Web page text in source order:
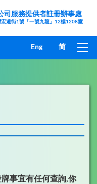
司服務提供者註冊辦事處
遠街1號「一號九龍」12樓1208室
Eng 简
事宜有任何查詢,你